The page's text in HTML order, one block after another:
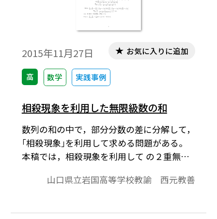
2015年11月27日
高 数学 実践事例
お気に入りに追加
相殺現象を利用した無限級数の和
数列の和の中で，部分分数の差に分解して，
｢相殺現象｣を利用して求める問題がある。
本稿では，相殺現象を利用して の２重無限
限級数の和(２重Σも含めて)を求めるとき，
い。参考になれば幸いである。※文中の数
山口県立岩国高等学校教諭 西元教善